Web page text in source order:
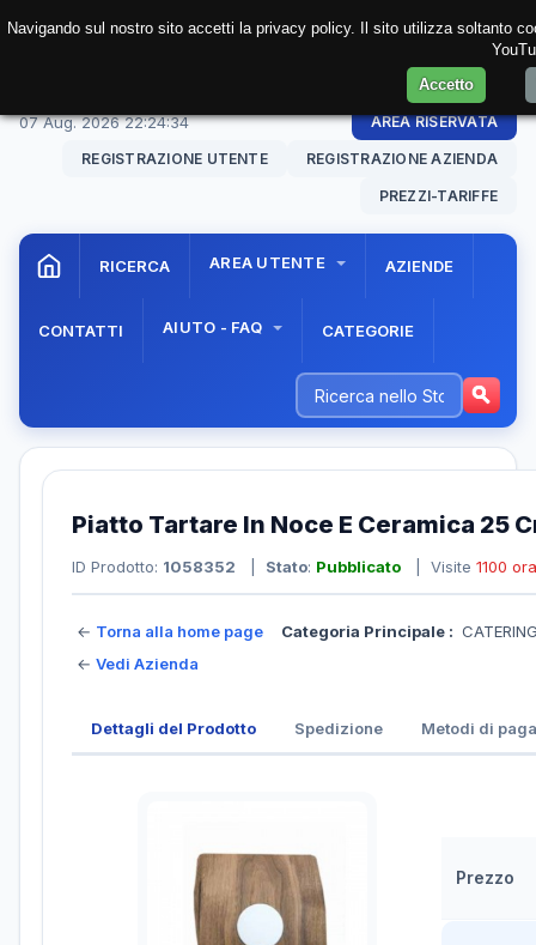
07 Aug. 202622:24:34 AREA RISERVATA
REGISTRAZIONE UTENTE REGISTRAZIONE AZIENDA
PREZZI-TARIFFE
RICERCA AREA UTENTE AZIENDE
CONTATTI AIUTO - FAQ CATEGORIE
Piatto Tartare In Noce E Ceramica 25
ID Prodotto: 1058352 Stato: Pubblicato | Visite 1100 ora
← Torna alla home page
← Vedi Azienda
Categoria Principale :
Dettagli del Prodotto Spedizione Metodi di
Prezzo
Navigando sul nostro sito accetti la privacy policy. Il sito utilizza soltanto
Accetto